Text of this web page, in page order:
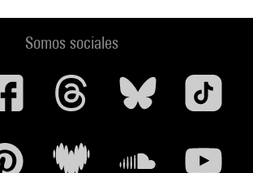
Somos sociales